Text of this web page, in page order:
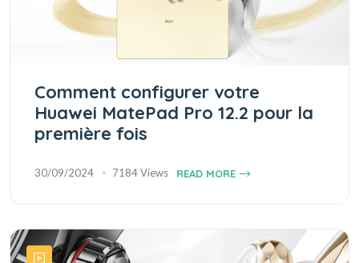
Comment configurer votre
Huawei MatePad Pro 12.2 pour la
première fois
30/09/2024 7184 Views READ MORE